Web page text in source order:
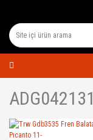
ADG042131